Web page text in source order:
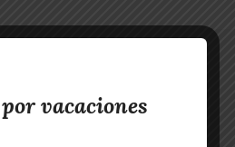
vacaciones